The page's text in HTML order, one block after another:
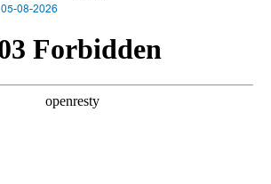
05-08-2026